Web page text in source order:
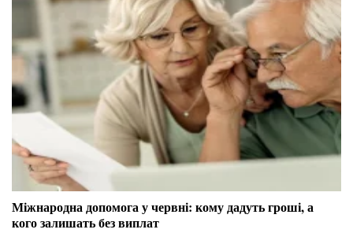
Міжнародна допомога у червні: кому дадуть гроші, а
кого залишать без виплат